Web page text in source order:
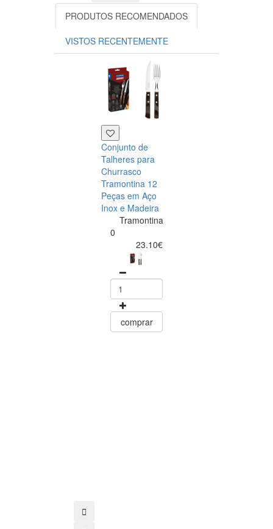
PRODUTOS RECOMENDADOS
VISTOS RECENTEMENTE
Conjunto de
Talheres para
Churrasco
Tramontina 12
Peças em Aço
Inox e Madeira
Tramontina
0
23.10€
comprar